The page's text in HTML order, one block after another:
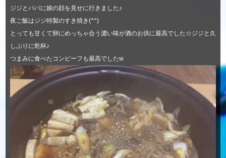
ジジとババに娘の顔を見せに行きました♪
夜ご飯はジジ特製のすき焼き(^^)
とっても甘くて卵にめっちゃ合う濃い味が酒のお供に最高でした☆ジジと久
しぶりに乾杯♪
つまみに食べたコンビーフも最高でしたw